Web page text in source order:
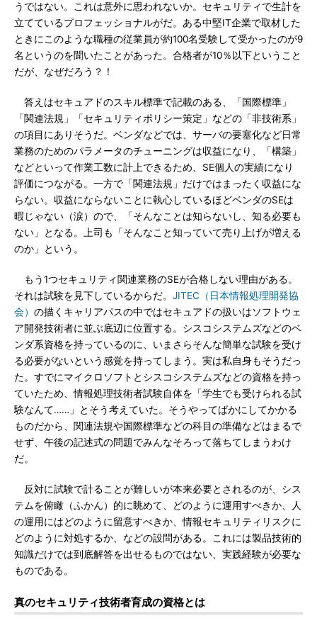
うではない。これは意外に思われないか。セキュリティで生計を
立てているプロフェッショナルがだ。ある中堅IT企業で取材した
ときにこのような職種の従業員が約100名受験して受かったのが9
名というのを聞いたことがあった。合格者が10％以下ということ
だが、なぜだろう？！
答えはセキュアドのスキル標準で記載のある、「国際標準」
「関連法規」「セキュリティポリシー策定」などの「非技術系」
の項目にありそうだ。ベンダなどでは、サーバの要塞化など日常
業務のためのパラメータのチューニングは収益になり、「構築」
などといって作業工数に計上できるため、SE個人の実績になり
評価につながる。一方で「関連法規」だけではまったく収益にな
らない。収益にならないことに執心しているほどベンダのSEは
暇じゃない（涙）ので、「そんなことは知らないし、知る必要も
ない」となる。上司も「そんなこと知っていて売り上げが増える
のか」という。
もう1つセキュリティ関連業務のSEが合格しない理由がある。
それは試験を見下しているからだ。 JITEC（日本情報処理開発協
会） の描くキャリアパスの中ではセキュアドの扱いはソフトウェ
ア開発技術者に並ぶ底辺に位置する。シスコシステムズなどのベ
ンダ系資格を持っているのに、いまさらそんな簡単な試験を受け
る必要がないという感覚を持ってしまう。実は私自身もそうだっ
た。すでにマイクロソフトとシスコシステムズなどの資格を持っ
ていたため、情報処理技術者試験自体を「学生でも受けられる試
験なんて……」とそう考えていた。そうやってばかにしてかかる
ものだから、関連法規や国際標準などの科目の準備などはまるで
せず、午後の記述式の問題でみんなそろって落ちてしまうわけ
だ。
反対に試験で計ることが難しいが本来必要とされるのが、シス
テムを俯瞰（ふかん）的に眺めて、どのように運用すべきか、人
の運用にはどのように留意すべきか、情報セキュリティリスクに
どのように対処するか、などの設問がある。これには製品技術的
知識だけでは到底解答を出せるものではない、実践経験が必要な
ものである。
真のセキュリティ技術者育成の資格とは